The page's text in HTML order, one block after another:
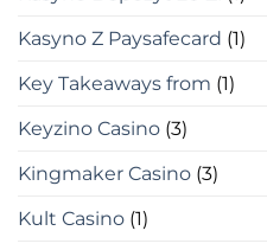
Kasyno Z Paysafecard (1)
Key Takeaways from (1)
Keyzino Casino (3)
Kingmaker Casino (3)
Kult Casino (1)